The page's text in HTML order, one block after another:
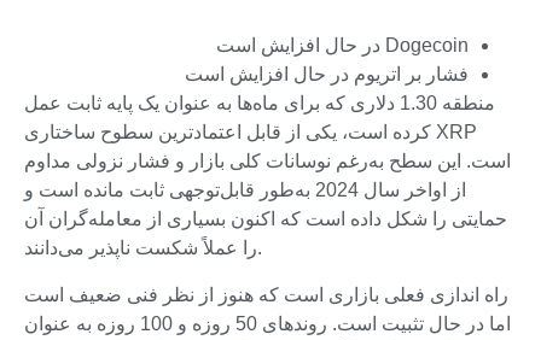
Dogecoin در حال افزایش است
فشار بر اتریوم در حال افزایش است
منطقه 1.30 دلاری که برای ماه‌ها به عنوان یک پایه ثابت عمل
کرده است، یکی از قابل اعتمادترین سطوح ساختاری XRP
است. این سطح به‌رغم نوسانات کلی بازار و فشار نزولی مداوم
از اواخر سال 2024 به‌طور قابل‌توجهی ثابت مانده است و
حمایتی را شکل داده است که اکنون بسیاری از معامله‌گران آن
را عملاً شکست ناپذیر می‌دانند.
راه اندازی فعلی بازاری است که هنوز از نظر فنی ضعیف است
اما در حال تثبیت است. روندهای 50 روزه و 100 روزه به عنوان